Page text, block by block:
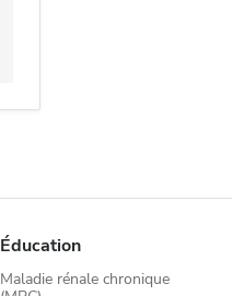
Éducation
Maladie rénale chronique